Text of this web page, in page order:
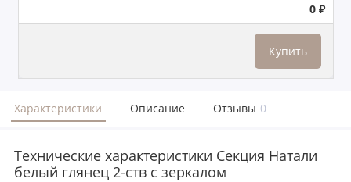
0 ₽
Купить
Характеристики Описание Отзывы 0
Технические характеристики Секция Натали
белый глянец 2-ств с зеркалом